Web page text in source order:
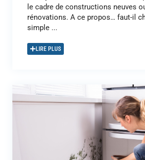
le cadre de constructions neuves
rénovations. A ce propos… faut-il
simple ...
LIRE PLUS